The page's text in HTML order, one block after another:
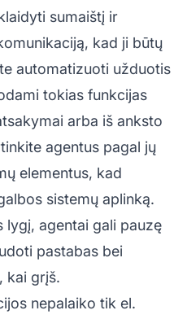
sumaištį ir
kad ji būtų
automatizuoti užduotis
tokias funkcijas
arba iš anksto
agentus pagal jų
elementus, kad
sistemų aplinką.
lygį, agentai gali pauzę
pastabas bei
kai grįš.
nepalaiko tik el.